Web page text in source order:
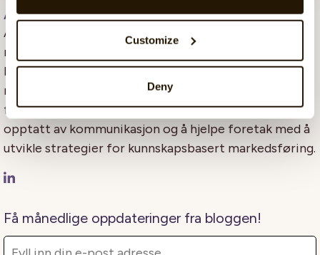
Customize
Deny
Aleya Begum Lonsetteig, 19. mai 2023
Aleya Begum Lønsetteig er content marketing
manager hos CatalystOne Solutions. Hun har
bakgrunn fra journalistikk, næringsliv og
markedsføring på tvers av bransjer, i det siste med
fokus på Saas-organisasjoner. Hun er lidenskapelig
opptatt av kommunikasjon og å hjelpe foretak med å
utvikle strategier for kunnskapsbasert markedsføring.
Få månedlige oppdateringer fra bloggen!